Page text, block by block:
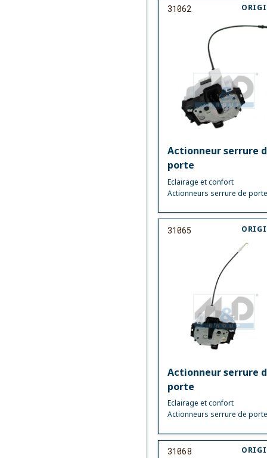
31062
Actionneur serrure
porte
Eclairage et confort
Actionneurs serrure de porte
31065
Actionneur serrure
porte
Eclairage et confort
Actionneurs serrure de porte
31068